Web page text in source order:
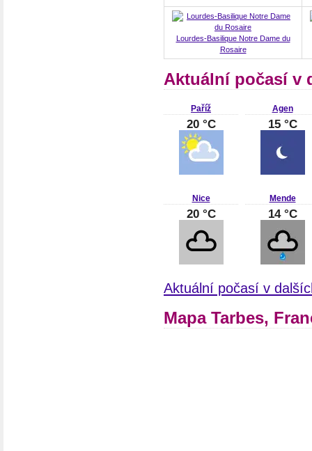
Lourdes-Basilique Notre Dame du
Rosaire
Aktuální počasí v
Paříž
20 °C
Agen
15 °C
Nice
20 °C
Mende
14 °C
Aktuální počasí v
Mapa Tarbes,